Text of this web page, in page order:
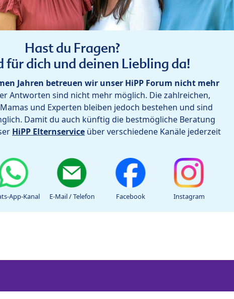
Hast du Fragen?
für dich und deinen Liebling da!
Jahren betreuen wir unser HiPP Forum nicht mehr
Antworten sind nicht mehr möglich. Die zahlreichen,
und Experten bleiben jedoch bestehen und sind
Damit du auch künftig die bestmögliche Beratung
HiPP Elternservice über verschiedene Kanäle jederzeit
App-Kanal E-Mail / Telefon Facebook Instagram